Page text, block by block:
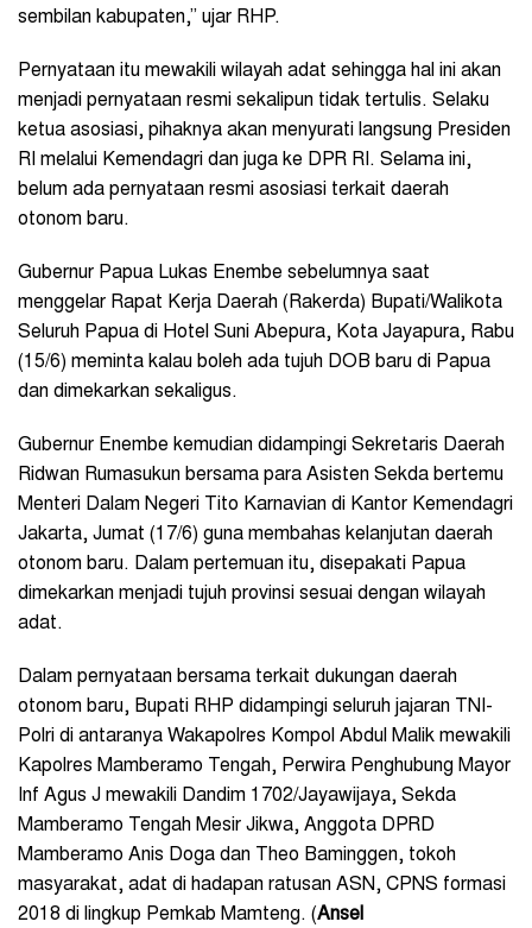
sembilan kabupaten,” ujar RHP.
Pernyataan itu mewakili wilayah adat sehingga hal ini akan
menjadi pernyataan resmi sekalipun tidak tertulis. Selaku
ketua asosiasi, pihaknya akan menyurati langsung Presiden
RI melalui Kemendagri dan juga ke DPR RI. Selama ini,
belum ada pernyataan resmi asosiasi terkait daerah
otonom baru.
Gubernur Papua Lukas Enembe sebelumnya saat
menggelar Rapat Kerja Daerah (Rakerda) Bupati/Walikota
Seluruh Papua di Hotel Suni Abepura, Kota Jayapura, Rabu
(15/6) meminta kalau boleh ada tujuh DOB baru di Papua
dan dimekarkan sekaligus.
Gubernur Enembe kemudian didampingi Sekretaris Daerah
Ridwan Rumasukun bersama para Asisten Sekda bertemu
Menteri Dalam Negeri Tito Karnavian di Kantor Kemendagri
Jakarta, Jumat (17/6) guna membahas kelanjutan daerah
otonom baru. Dalam pertemuan itu, disepakati Papua
dimekarkan menjadi tujuh provinsi sesuai dengan wilayah
adat.
Dalam pernyataan bersama terkait dukungan daerah
otonom baru, Bupati RHP didampingi seluruh jajaran TNI-
Polri di antaranya Wakapolres Kompol Abdul Malik mewakili
Kapolres Mamberamo Tengah, Perwira Penghubung Mayor
Inf Agus J mewakili Dandim 1702/Jayawijaya, Sekda
Mamberamo Tengah Mesir Jikwa, Anggota DPRD
Mamberamo Anis Doga dan Theo Baminggen, tokoh
masyarakat, adat di hadapan ratusan ASN, CPNS formasi
2018 di lingkup Pemkab Mamteng. (Ansel